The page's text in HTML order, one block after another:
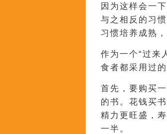
因为这样会一
与之相反的习
习惯培养成熟
作为一个“过来
食者都采用过的
首先，要购买
的书。花钱买
精力更旺盛，
一半。